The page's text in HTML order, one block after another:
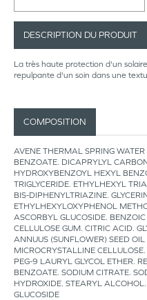
DESCRIPTION DU PRODUIT
La très haute protection d'un
repulpante d'un soin dans une
COMPOSITION
AVENE THERMAL SPRING
BENZOATE. DICAPRYLYL
HYDROXYBENZOYL HEXYL
TRIGLYCERIDE. ETHYLHEXYL
BIS-DIPHENYLTRIAZINE.
ETHYLHEXYLOXYPHENOL
ASCORBYL GLUCOSIDE.
CELLULOSE GUM. CITRIC ACID.
ANNUUS (SUNFLOWER) SEED
MICROCRYSTALLINE
PEG-9 LAURYL GLYCOL ETHER.
BENZOATE. SODIUM CITRATE.
HYDROXIDE. STEARYL
GLUCOSIDE